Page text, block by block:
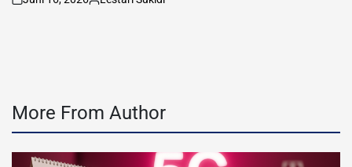
on
Posted
More From Author